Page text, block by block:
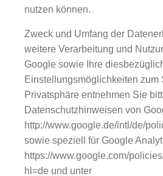
nutzen können.
Zweck und Umfang der
weitere Verarbeitung und
Google sowie Ihre
Einstellungsmöglichkeiten zum
Privatsphäre entnehmen Sie
Datenschutzhinweisen von
http://www.google.de/intl/de/
sowie speziell für Google
https://www.google.com/
hl=de und unter